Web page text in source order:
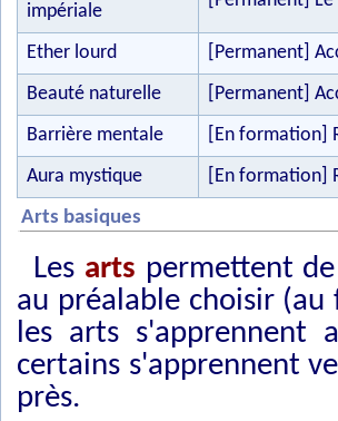
impériale
Ether lourd
[Permanent]
Beauté naturelle
[Permanent]
Barrière mentale
[En formation]
Aura mystique
[En formation]
Arts basiques
Les arts permettent
au préalable choisir (au
les arts
certains s'apprennent
près.